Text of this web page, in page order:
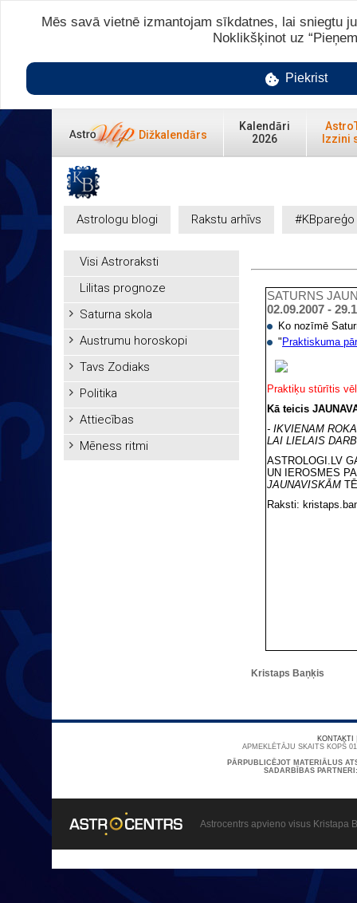
Dižkalendārs
Kalendāri
2026
Izzini
Astrologu blogi Rakstu arhīvs #KBpareģo
Visi Astroraksti
Lilitas prognoze
Saturna skola
Austrumu horoskopi
Tavs Zodiaks
Politika
Attiecības
Mēness ritmi
SATURNS
02.09.2007 -
Ko nozīmē
" Praktiskuma
Praktiķu stūrītis
Kā teicis
- IKVIENAM
LAI LIELAIS
ASTROLOGI.LV
UN IEROSMES
JAUNAVISKĀM
Raksti:
Kristaps Baņķis
KONTAKTI
APMEKLĒTĀJU SKAITS KOPŠ
PĀRPUBLICĒJOT MATERIĀLUS
SADARBĪBAS
Astrocentrs apvieno visus Kristapa
Mēs savā vietnē izmantojam sīkdatnes, lai sniegtu
Noklikšķinot uz
Piekrist